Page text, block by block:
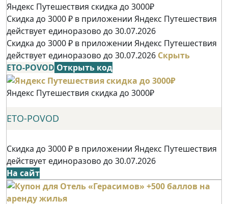
Яндекс Путешествия скидка до 3000₽
Скидка до 3000 ₽ в приложении Яндекс Путешествия
действует единоразово до 30.07.2026
Скидка до 3000 ₽ в приложении Яндекс Путешествия
действует единоразово до 30.07.2026 Скрыть
ETO-POVOD Открыть код
Яндекс Путешествия скидка до 3000₽
ETO-POVOD
Скидка до 3000 ₽ в приложении Яндекс Путешествия
действует единоразово до 30.07.2026
На сайт